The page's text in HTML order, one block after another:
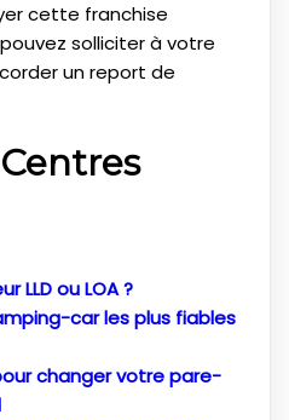
cette franchise
solliciter à votre
un report de
LLD ou LOA ?
car les plus fiables
changer votre pare-